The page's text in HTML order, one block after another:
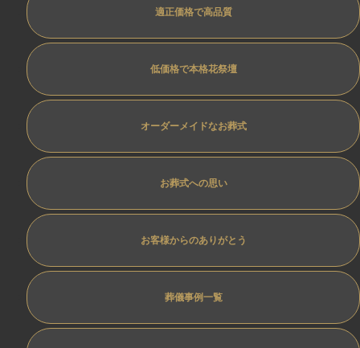
適正価格で高品質
低価格で本格花祭壇
オーダーメイドなお葬式
お葬式への思い
お客様からのありがとう
葬儀事例一覧